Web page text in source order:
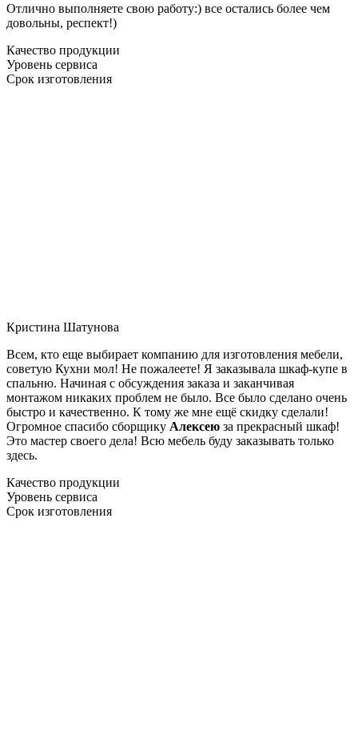
Отлично выполняете свою работу:) все остались более чем
довольны, респект!)
Качество продукции
Уровень сервиса
Срок изготовления
Кристина Шатунова
Всем, кто еще выбирает компанию для изготовления мебели,
советую Кухни мол! Не пожалеете! Я заказывала шкаф-купе в
спальню. Начиная с обсуждения заказа и заканчивая
монтажом никаких проблем не было. Все было сделано очень
быстро и качественно. К тому же мне ещё скидку сделали!
Огромное спасибо сборщику Алексею за прекрасный шкаф!
Это мастер своего дела! Всю мебель буду заказывать только
здесь.
Качество продукции
Уровень сервиса
Срок изготовления